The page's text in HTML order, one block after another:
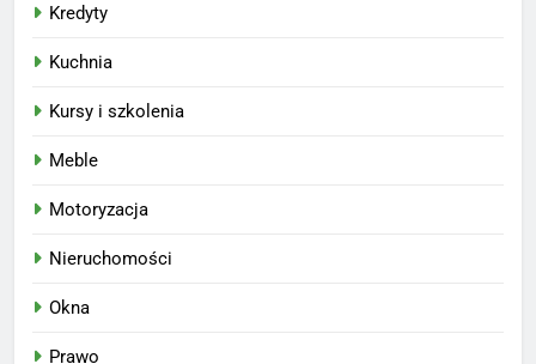
Kredyty
Kuchnia
Kursy i szkolenia
Meble
Motoryzacja
Nieruchomości
Okna
Prawo